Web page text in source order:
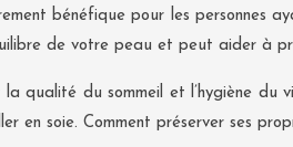
bénéfique pour les personnes
de votre peau et peut aider à
qualité du sommeil et l’hygiène
en soie. Comment préserver ses